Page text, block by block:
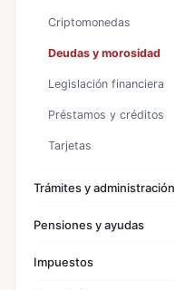
Criptomonedas
Deudas y morosidad
Legislación financiera
Préstamos y créditos
Tarjetas
Trámites y administración
Pensiones y ayudas
Impuestos